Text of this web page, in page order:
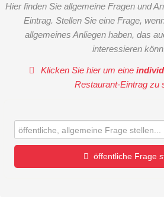
Hier finden Sie allgemeine Fragen und
Eintrag. Stellen Sie eine Frage,
allgemeines Anliegen haben, das
interessieren
Klicken Sie hier um eine
Restaurant-Eintrag zu
öffentliche Frage